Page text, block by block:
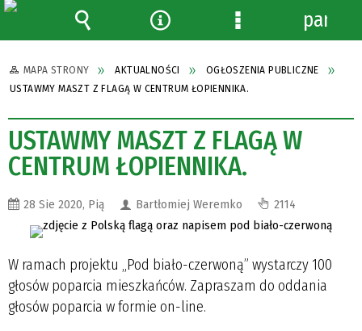
MAPA STRONY AKTUALNOŚCI
OGŁOSZENIA PUBLICZNE
USTAWMY MASZT Z FLAGĄ W CENTRUM ŁOPIENNIKA.
USTAWMY MASZT Z FLAGĄ W
CENTRUM ŁOPIENNIKA.
28 Sie 2020, Pią Bartłomiej Weremko 2114
W ramach projektu „Pod biało-czerwoną” wystarczy 100
głosów poparcia mieszkańców. Zapraszam do oddania
głosów poparcia w formie on-line.
WyszukiwarkaNarzędziaMenu
szczegółowe
panel